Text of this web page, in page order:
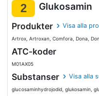
2 Glukosamin
Produkter Visa alla
Artrox, Artroxan, Comfora, Dona,
ATC-koder
M01AX05
Substanser Visa alla
glucosaminhydrojodid, glukosamin,